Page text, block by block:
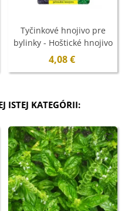
Tyčinkové hnojivo pre
bylinky - Hoštické hnojivo
- 10 ks
4,08 €
ISTEJ KATEGÓRII: